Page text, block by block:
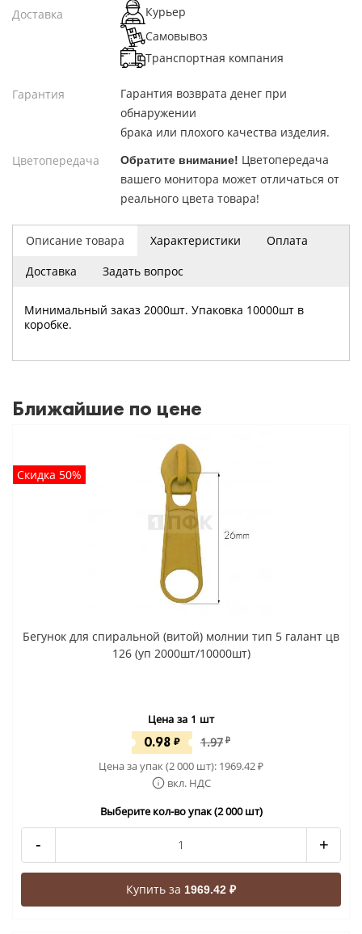
Описание товара Характеристики
Оплата
Доставка
Задать вопрос
Минимальный заказ 2000шт. Упаковка 10000шт в
коробке.
Доставка
Курьер
Самовывоз
Транспортная компания
Гарантия
Гарантия возврата денег при
обнаружении
брака или плохого качества изделия.
Цветопередача
Обратите внимание! Цветопередача
вашего монитора может отличаться от
реального цвета товара!
Ближайшие по цене
Скидка 50%
Бегунок для спиральной (витой) молнии тип 5 галант цв
126 (уп 2000шт/10000шт)
Цена за 1 шт
0.98 ₽ 1.97 ₽
Цена за упак (2 000 шт): 1969.42₽
вкл. НДС
Выберите кол-во упак (2 000 шт)
- +
Купить за 1969.42 ₽